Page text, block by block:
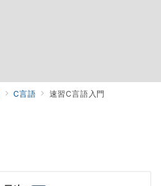
C言語 速習C言語入門